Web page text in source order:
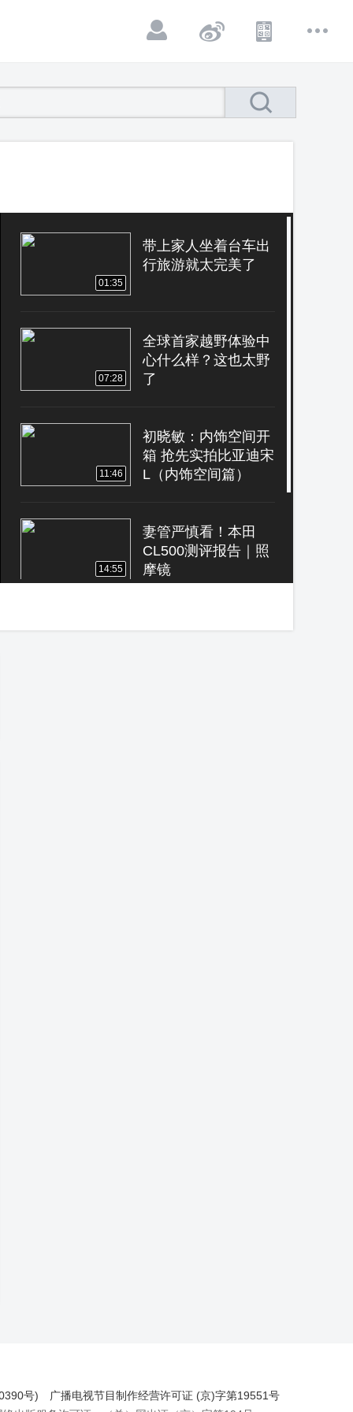
01:35
带上家人坐着台车出
行旅游就太完美了
07:28
全球首家越野体验中
心什么样？这也太野
了
11:46
初晓敏：内饰空间开
箱 抢先实拍比亚迪宋
L（内饰空间篇）
14:55
妻管严慎看！本田
CL500测评报告｜照
摩镜
奔驰斯宾特一款最大
号)
广播电视节目制作经营许可证 (京)字第19551号